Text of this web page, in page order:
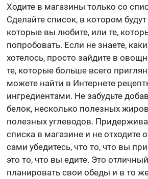
Ходите в магазины только со
Сделайте список, в котором
которые вы любите, или те,
попробовать. Если не знаете,
хотелось, просто зайдите в
те, которые больше всего
можете найти в Интернете
ингредиентами. Не забудьте
белок, несколько полезных
полезных углеводов.
списка в магазине и не отходите
сами убедитесь, что то, что вы
это то, что вы едите. Это
планировать свои обеды и в то